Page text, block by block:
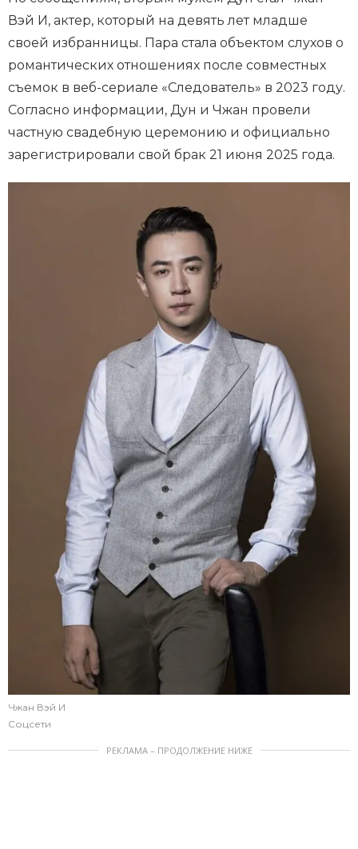
Вэй И, актер, который на девять лет младше
своей избранницы. Пара стала объектом слухов о
романтических отношениях после совместных
съемок в веб-сериале «Следователь» в 2023 году.
Согласно информации, Дун и Чжан провели
частную свадебную церемонию и официально
зарегистрировали свой брак 21 июня 2025 года.
Чжан Вэй И
Соцсети
РЕКЛАМА – ПРОДОЛЖЕНИЕ НИЖЕ